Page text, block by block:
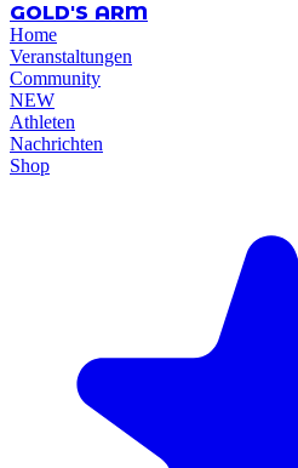
GOLD'S ARM
Home
Veranstaltungen
Community
NEW
Athleten
Nachrichten
Shop